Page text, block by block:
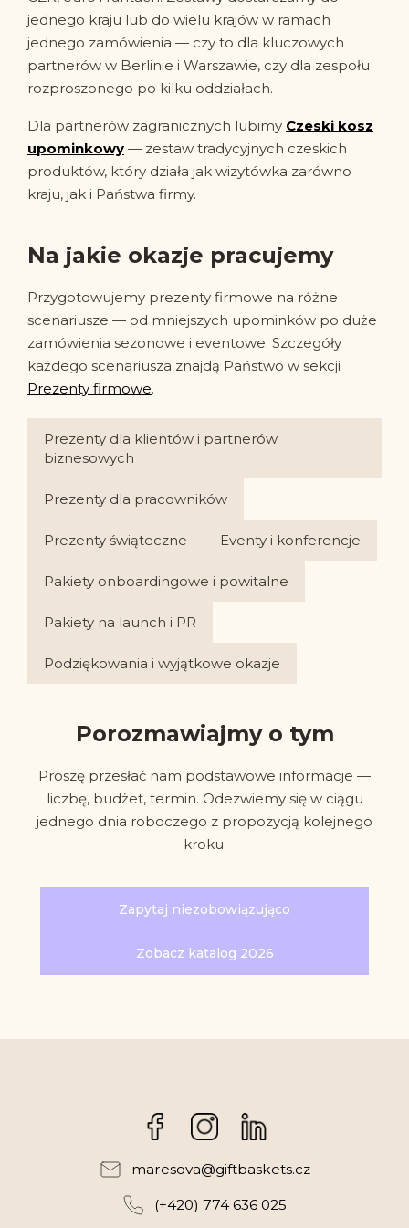
jednego kraju lub do wielu krajów w ramach
jednego zamówienia — czy to dla kluczowych
partnerów w Berlinie i Warszawie, czy dla zespołu
rozproszonego po kilku oddziałach.
Dla partnerów zagranicznych lubimy Czeski kosz
upominkowy — zestaw tradycyjnych czeskich
produktów, który działa jak wizytówka zarówno
kraju, jak i Państwa firmy.
Na jakie okazje pracujemy
Przygotowujemy prezenty firmowe na różne
scenariusze — od mniejszych upominków po duże
zamówienia sezonowe i eventowe. Szczegóły
każdego scenariusza znajdą Państwo w sekcji
Prezenty firmowe.
Prezenty dla klientów i partnerów
biznesowych
Prezenty dla pracowników
Prezenty świąteczne Eventy i konferencje
Pakiety onboardingowe i powitalne
Pakiety na launch i PR
Podziękowania i wyjątkowe okazje
Porozmawiajmy o tym
Proszę przesłać nam podstawowe informacje —
liczbę, budżet, termin. Odezwiemy się w ciągu
jednego dnia roboczego z propozycją kolejnego
kroku.
Zapytaj niezobowiązująco
Zobacz katalog 2026
FacebookInstagram
maresova@giftbaskets.cz
(+420) 774 636 025